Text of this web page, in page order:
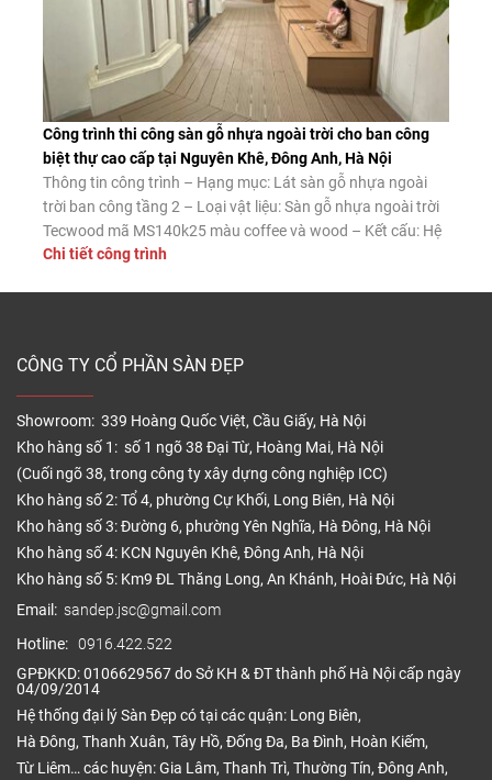
Công trình thi công sàn gỗ nhựa ngoài trời cho ban công
biệt thự cao cấp tại Nguyên Khê, Đông Anh, Hà Nội
Thông tin công trình – Hạng mục: Lát sàn gỗ nhựa ngoài
trời ban công tầng 2 – Loại vật liệu: Sàn gỗ nhựa ngoài trời
Tecwood mã MS140k25 màu coffee và wood – Kết cấu: Hệ
khung thép hộp mạ kẽm kết hợp thanh đỡ chuyên dụng –
Chi tiết công trình
CÔNG TY CỔ PHẦN SÀN ĐẸP
Showroom: 339 Hoàng Quốc Việt, Cầu Giấy, Hà Nội
Kho hàng số 1: số 1 ngõ 38 Đại Từ, Hoàng Mai, Hà Nội
(Cuối ngõ 38, trong công ty xây dựng công nghiệp ICC)
Kho hàng số 2: Tổ 4, phường Cự Khối, Long Biên, Hà Nội
Kho hàng số 3: Đường 6, phường Yên Nghĩa, Hà Đông, Hà Nội
Kho hàng số 4: KCN Nguyên Khê, Đông Anh, Hà Nội
Kho hàng số 5: Km9 ĐL Thăng Long, An Khánh, Hoài Đức, Hà Nội
Email: sandep.jsc@gmail.com
Hotline: 0916.422.522
GPĐKKD: 0106629567 do Sở KH & ĐT thành phố Hà Nội cấp ngày
04/09/2014
Hệ thống đại lý Sàn Đẹp có tại các quận: Long Biên,
Hà Đông, Thanh Xuân, Tây Hồ, Đống Đa, Ba Đình, Hoàn Kiếm,
Từ Liêm… các huyện: Gia Lâm, Thanh Trì, Thường Tín, Đông Anh,